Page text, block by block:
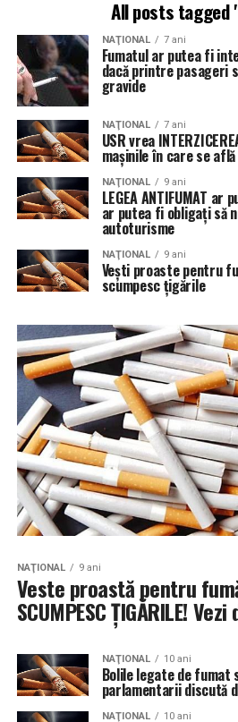
All posts tagged
NAŢIONAL 7 ani
Fumatul ar putea fi
dacă printre pasageri
gravide
NAŢIONAL 7 ani
USR vrea
maşinile în care se
NAŢIONAL 9 ani
LEGEA ANTIFUMAT
ar putea fi obligați să
autoturisme
NAŢIONAL 9 ani
Vești proaste pentru
scumpesc țigările
NAŢIONAL 9 ani
Veste proastă pentru
SCUMPESC ȚIGĂRILE!
NAŢIONAL 10 ani
Bolile legate de fumat
parlamentarii discută
NAŢIONAL 10 ani